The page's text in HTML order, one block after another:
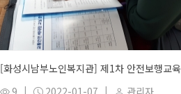
[화성시남부노인복지관] 제1차 안전보행교육
| |